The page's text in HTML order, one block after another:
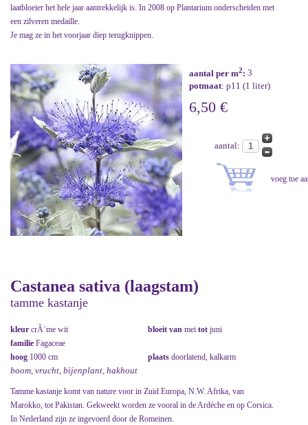
laatbloeier het hele jaar aantrekkelijk is. In 2008 op Plantarium onderscheiden met
een zilveren medaille.
Je mag ze in het voorjaar diep terugknippen.
aantal per m2: 3
potmaat: p11 (1 liter)
6,50 €
aantal:
Castanea sativa (laagstam)
tamme kastanje
kleur crÃ¨me wit bloeit van mei tot juni
familie Fagaceae
hoog 1000 cm plaats doorlatend, kalkarm
boom, vrucht, bijenplant, hakhout
Tamme kastanje komt van nature voor in Zuid Europa, N.W. Afrika, van
Marokko, tot Pakistan. Gekweekt worden ze vooral in de Ardèche en op Corsica.
In Nederland zijn ze ingevoerd door de Romeinen.